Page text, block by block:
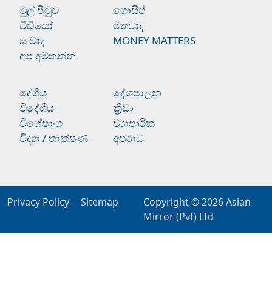
මුල් පිටුව
ගොසිප්
වීඩියෝ
මතවාද
සංවාද
MONEY MATTERS
අප අමතන්න
දේශීය
දේශපාලන
විදේශීය
ක්‍රීඩා
විශේෂාංග
ව්‍යාපාරික
විද්‍යා / තාක්ෂණ
අපරාධ
Privacy Policy Sitemap Copyright © 2026Asian
Mirror (Pvt) Ltd